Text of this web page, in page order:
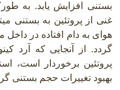
بستنی افزایش یابد. به
غنی از پروتئین به بستنی
هوای به دام افتاده در
گردد. از آنجایی که آرد
پروتئین برخوردار است،
بهبود تغییرات حجم بستنی